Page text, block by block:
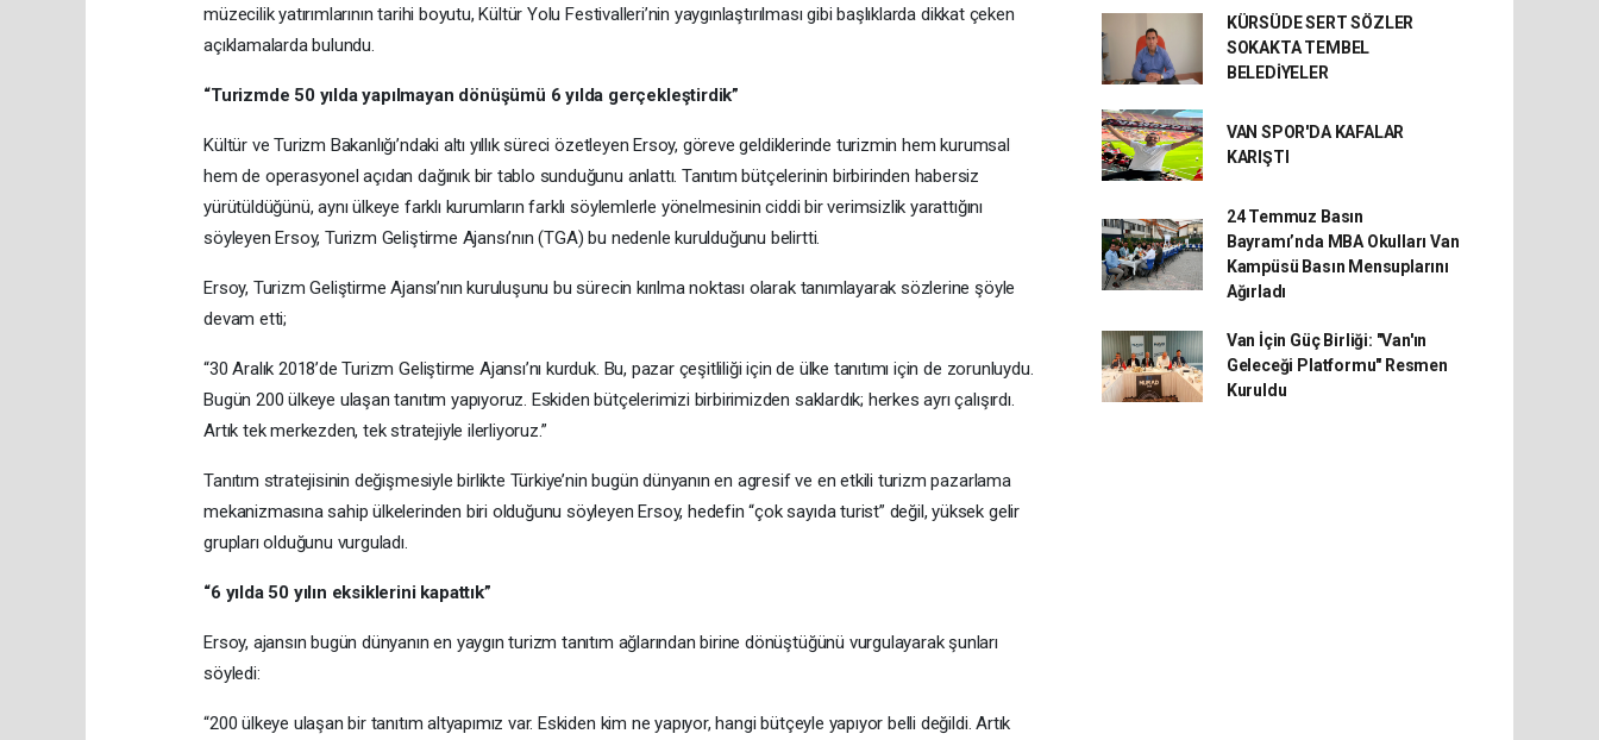
müzecilik yatırımlarının tarihi boyutu, Kültür Yolu Festivalleri’nin yaygınlaştırılması gibi başlıklarda dikkat çeken
açıklamalarda bulundu.
“Turizmde 50 yılda yapılmayan dönüşümü 6 yılda gerçekleştirdik”
Kültür ve Turizm Bakanlığı’ndaki altı yıllık süreci özetleyen Ersoy, göreve geldiklerinde turizmin hem kurumsal
hem de operasyonel açıdan dağınık bir tablo sunduğunu anlattı. Tanıtım bütçelerinin birbirinden habersiz
yürütüldüğünü, aynı ülkeye farklı kurumların farklı söylemlerle yönelmesinin ciddi bir verimsizlik yarattığını
söyleyen Ersoy, Turizm Geliştirme Ajansı’nın (TGA) bu nedenle kurulduğunu belirtti.
Ersoy, Turizm Geliştirme Ajansı’nın kuruluşunu bu sürecin kırılma noktası olarak tanımlayarak sözlerine şöyle
devam etti;
“30 Aralık 2018’de Turizm Geliştirme Ajansı’nı kurduk. Bu, pazar çeşitliliği için de ülke tanıtımı için de zorunluydu.
Bugün 200 ülkeye ulaşan tanıtım yapıyoruz. Eskiden bütçelerimizi birbirimizden saklardık; herkes ayrı çalışırdı.
Artık tek merkezden, tek stratejiyle ilerliyoruz.”
Tanıtım stratejisinin değişmesiyle birlikte Türkiye’nin bugün dünyanın en agresif ve en etkili turizm pazarlama
mekanizmasına sahip ülkelerinden biri olduğunu söyleyen Ersoy, hedefin “çok sayıda turist” değil, yüksek gelir
grupları olduğunu vurguladı.
“6 yılda 50 yılın eksiklerini kapattık”
Ersoy, ajansın bugün dünyanın en yaygın turizm tanıtım ağlarından birine dönüştüğünü vurgulayarak şunları
söyledi:
“200 ülkeye ulaşan bir tanıtım altyapımız var. Eskiden kim ne yapıyor, hangi bütçeyle yapıyor belli değildi. Artık
KÜRSÜDE SERT SÖZLER
SOKAKTA TEMBEL
BELEDİYELER
VAN SPOR'DA KAFALAR
KARIŞTI
24 Temmuz Basın
Bayramı’nda MBA Okulları Van
Kampüsü Basın Mensuplarını
Ağırladı
Van İçin Güç Birliği: "Van'ın
Geleceği Platformu" Resmen
Kuruldu